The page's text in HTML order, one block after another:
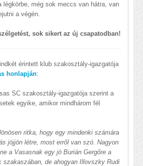
légkörbe, még sok meccs van hátra, van
a végén.
sok sikert az új csapatodban!
érintett klub szakosztály-igazgatója
honlapján:
SC szakosztály-igazgatója szerint a
egyike, amikor mindhárom fél
ritka, hogy egy mindenki számára
jöjjön létre, most erről van szó. Nagyon
a Vasasnak egy jó Burián Gergőre a
szakaszában, de ahogyan Illovszky Rudi